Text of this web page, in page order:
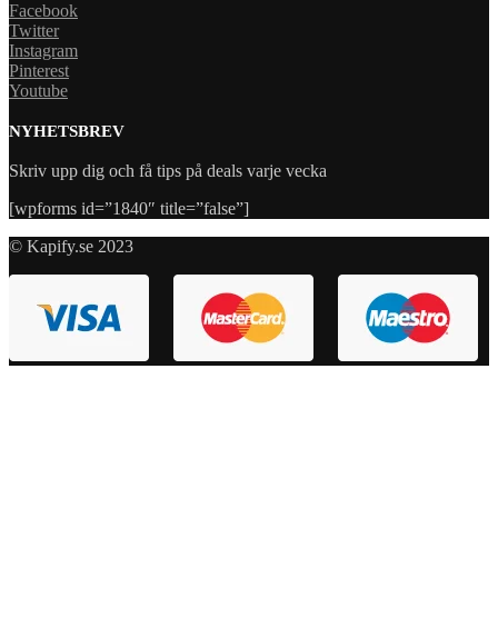
Facebook
Twitter
Instagram
Pinterest
Youtube
NYHETSBREV
Skriv upp dig och få tips på deals varje vecka
[wpforms id=”1840″ title=”false”]
© Kapify.se 2023